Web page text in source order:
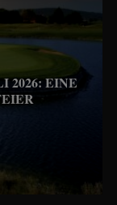
2026: EINE